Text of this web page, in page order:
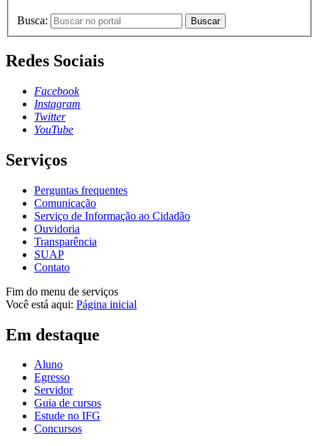
Busca: Buscar
Redes Sociais
Facebook
Instagram
Twitter
YouTube
Serviços
Perguntas frequentes
Comunicação
Serviço de Informação ao Cidadão
Ouvidoria
Transparência
SUAP
Contato
Fim do menu de serviços
Você está aqui: Página inicial
Em destaque
Aluno
Egresso
Servidor
Guia de cursos
Estude no IFG
Concursos